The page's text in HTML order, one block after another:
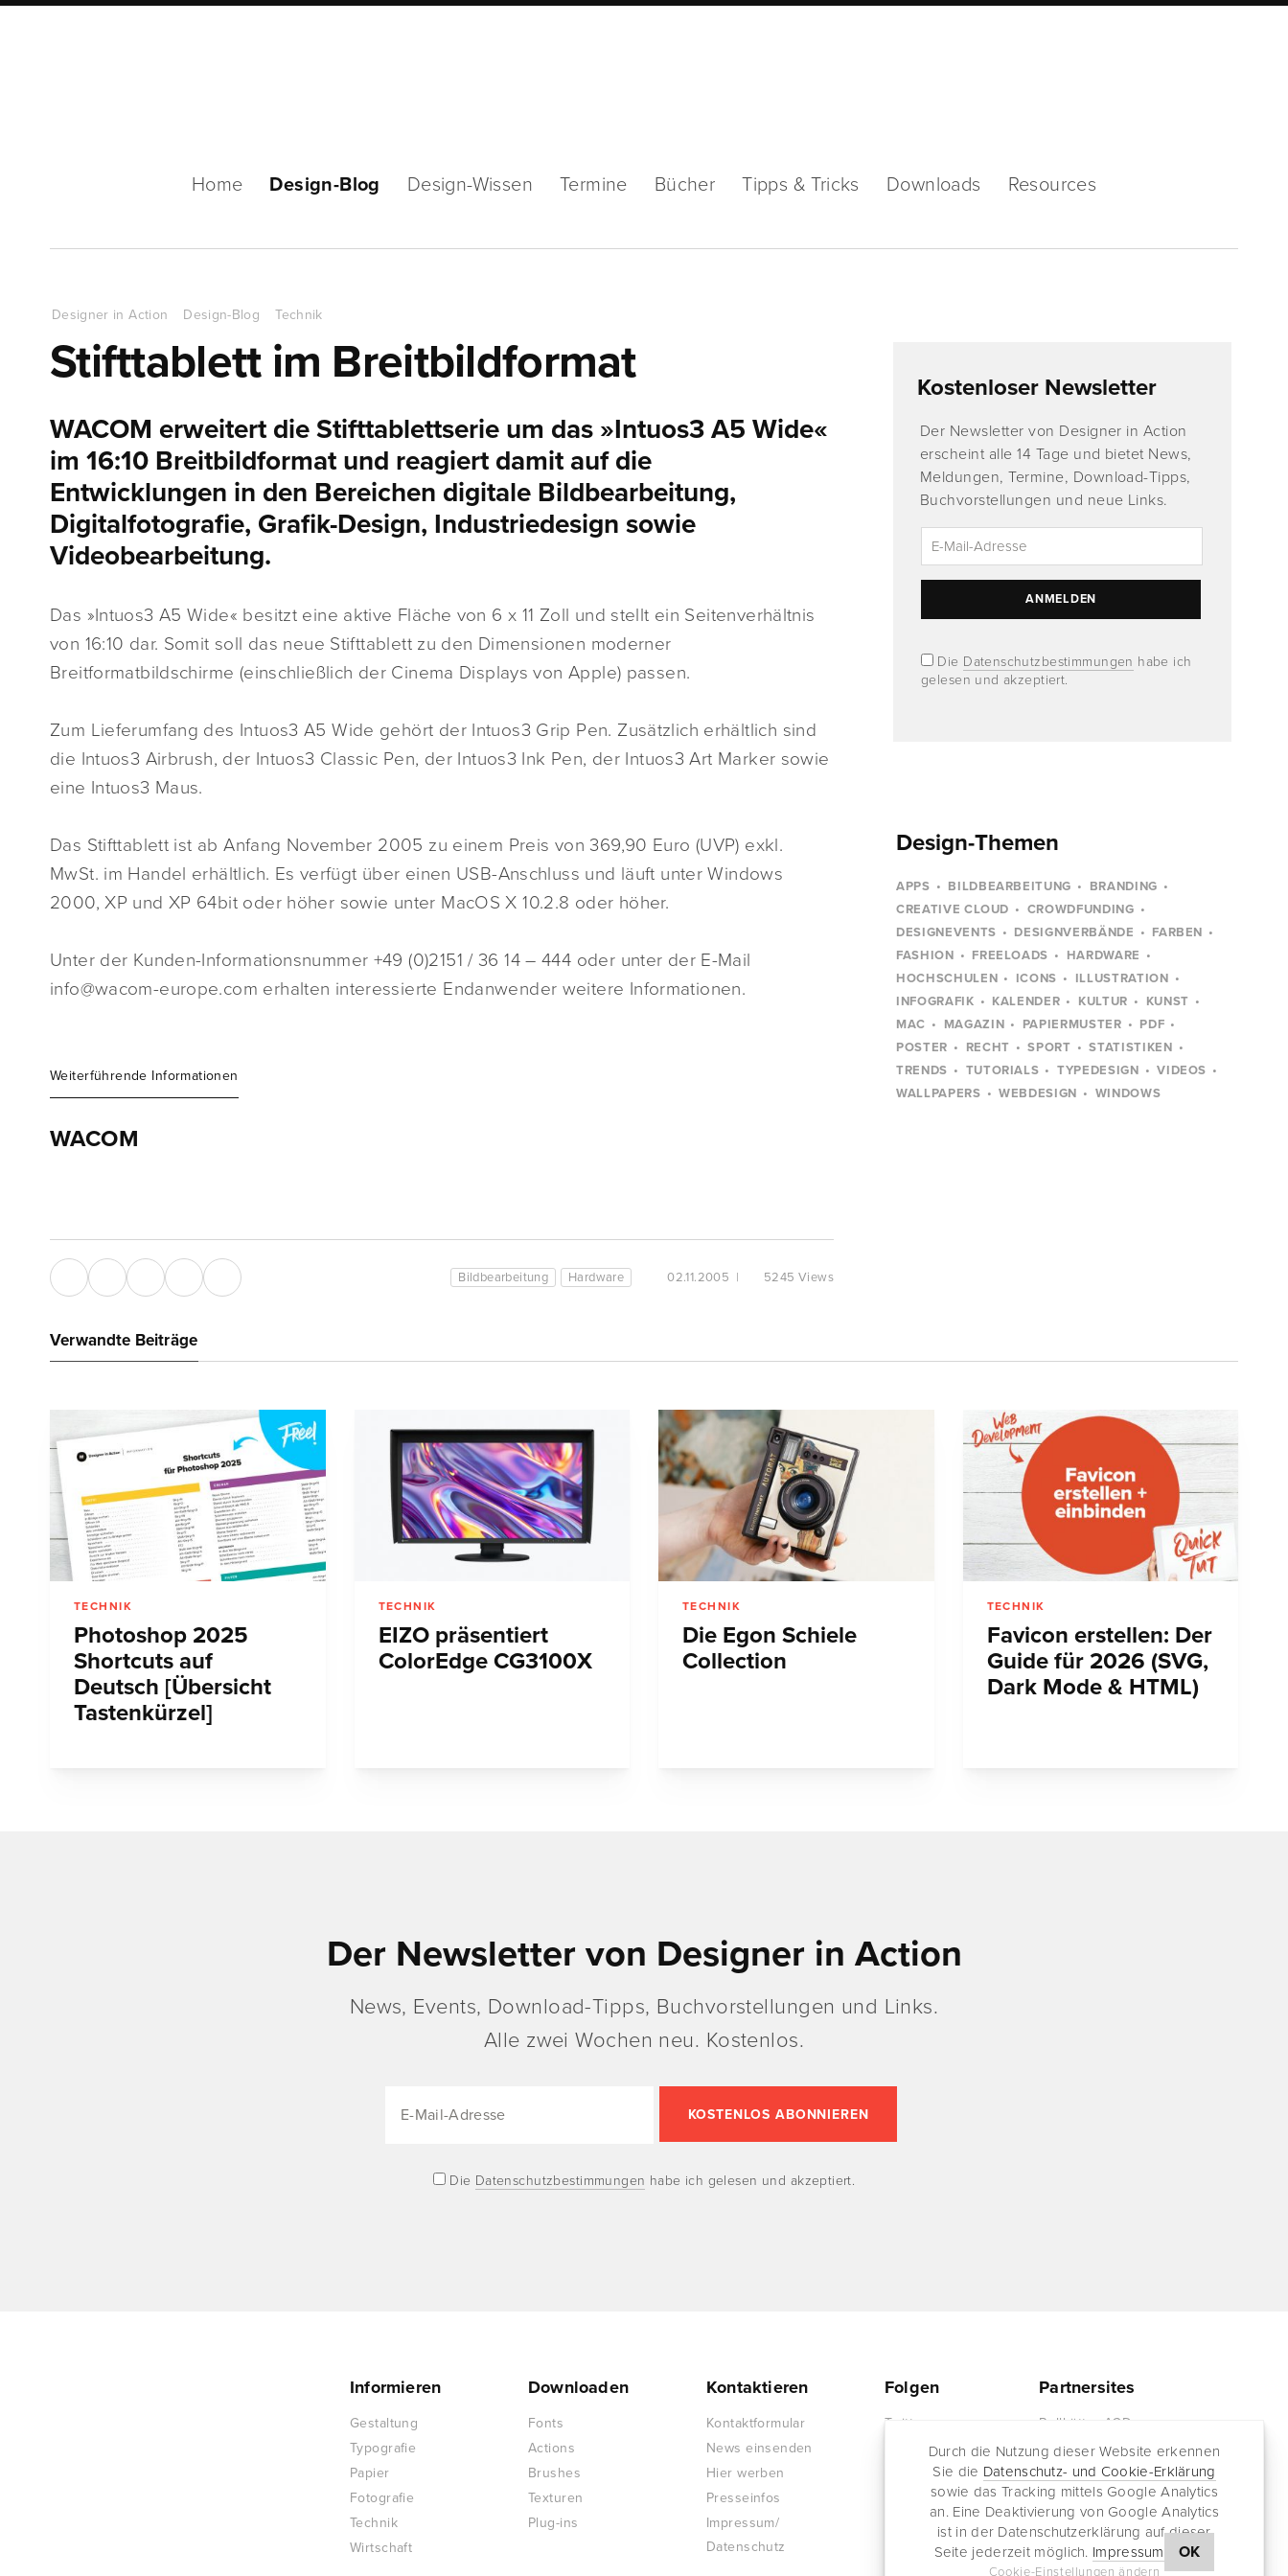
Durch die Nutzung dieser Website erkennen
Sie die Datenschutz- und Cookie-Erklärung
sowie das Tracking mittels Google Analytics
an. Eine Deaktivierung von Google Analytics
ist in der Datenschutzerklärung auf dieser
Seite jederzeit möglich. Impressum OK
Cookie-Einstellungen ändern
Home Design-Blog Design-Wissen Termine Bücher Tipps & Tricks Downloads Resources
Designer in Action Design-Blog Technik
Stifttablett im Breitbildformat
WACOM erweitert die Stifttablettserie um das »Intuos3 A5 Wide«
im 16:10 Breitbildformat und reagiert damit auf die
Entwicklungen in den Bereichen digitale Bildbearbeitung,
Digitalfotografie, Grafik-Design, Industriedesign sowie
Videobearbeitung.
Das »Intuos3 A5 Wide« besitzt eine aktive Fläche von 6 x 11 Zoll und stellt ein Seitenverhältnis
von 16:10 dar. Somit soll das neue Stifttablett zu den Dimensionen moderner
Breitformatbildschirme (einschließlich der Cinema Displays von Apple) passen.
Zum Lieferumfang des Intuos3 A5 Wide gehört der Intuos3 Grip Pen. Zusätzlich erhältlich sind
die Intuos3 Airbrush, der Intuos3 Classic Pen, der Intuos3 Ink Pen, der Intuos3 Art Marker sowie
eine Intuos3 Maus.
Das Stifttablett ist ab Anfang November 2005 zu einem Preis von 369,90 Euro (UVP) exkl.
MwSt. im Handel erhältlich. Es verfügt über einen USB-Anschluss und läuft unter Windows
2000, XP und XP 64bit oder höher sowie unter MacOS X 10.2.8 oder höher.
Unter der Kunden-Informationsnummer +49 (0)2151 / 36 14 – 444 oder unter der E-Mail
info@wacom-europe.com erhalten interessierte Endanwender weitere Informationen.
Weiterführende Informationen
WACOM
Bildbearbeitung Hardware 02.11.2005 | 5245 Views
Kostenloser Newsletter
Der Newsletter von Designer in Action
erscheint alle 14 Tage und bietet News,
Meldungen, Termine, Download-Tipps,
Buchvorstellungen und neue Links.
Die Datenschutzbestimmungen habe ich
gelesen und akzeptiert.
Design-Themen
APPS BILDBEARBEITUNG
BRANDING
CREATIVE CLOUD
CROWDFUNDING
DESIGNEVENTS
DESIGNVERBÄNDE
FARBEN
FASHION
FREELOADS
HARDWARE
HOCHSCHULEN
ICONS
ILLUSTRATION
INFOGRAFIK
KALENDER KULTUR
KUNST
MAC
MAGAZIN PAPIERMUSTER
PDF
POSTER
RECHT SPORT
STATISTIKEN
TRENDS
TUTORIALS TYPEDESIGN
VIDEOS
WALLPAPERS
WEBDESIGN WINDOWS
Verwandte Beiträge
TECHNIK
Photoshop 2025
Shortcuts auf
Deutsch [Übersicht
Tastenkürzel]
TECHNIK
EIZO präsentiert
ColorEdge CG3100X
TECHNIK
Die Egon Schiele
Collection
TECHNIK
Favicon erstellen: Der
Guide für 2026 (SVG,
Dark Mode & HTML)
Der Newsletter von Designer in Action
News, Events, Download-Tipps, Buchvorstellungen und Links.
Alle zwei Wochen neu. Kostenlos.
Die Datenschutzbestimmungen habe ich gelesen und akzeptiert.
Informieren
Gestaltung
Typografie
Papier
Fotografie
Technik
Wirtschaft
Downloaden
Fonts
Actions
Brushes
Texturen
Plug-ins
Kontaktieren
Kontaktformular
News einsenden
Hier werben
Presseinfos
Impressum/
Datenschutz
Folgen
Twitter
Facebook
RSS-Feed
Newsletter
Partnersites
Rullkötter AGD
Jazz for me